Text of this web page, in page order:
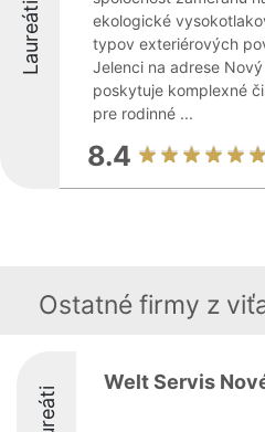
Laureáti
ekologické
typov exteriérových
Jelenci na adrese
poskytuje komplexné
pre rodinné ...
8.4
Ostatné firmy z
Welt Servis